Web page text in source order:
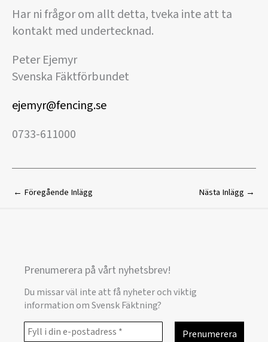
Har ni frågor om allt detta, tveka inte att ta
kontakt med undertecknad.
Peter Ejemyr
Svenska Fäktförbundet
ejemyr@fencing.se
0733-611000
← Föregående Inlägg Nästa Inlägg →
Prenumerera på vårt nyhetsbrev!
Du missar väl inte att få nyheter och viktig
information om Svensk Fäktning?